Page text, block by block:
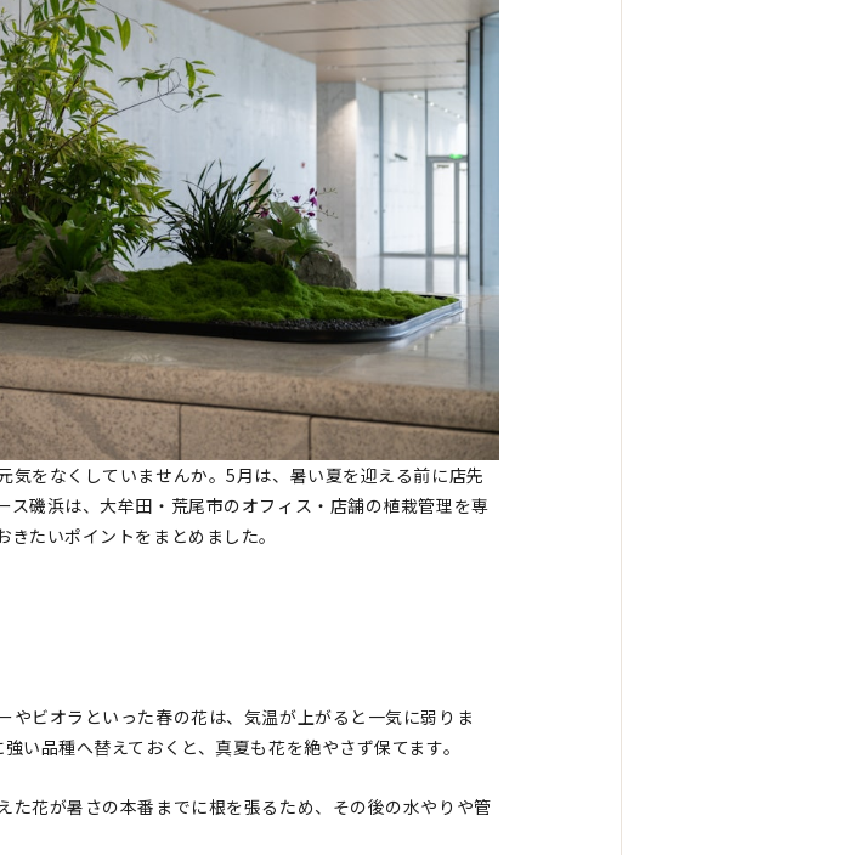
をなくしていませんか。5月は、暑い夏を迎える前に店先
磯浜は、大牟田・荒尾市のオフィス・店舗の植栽管理を専
たいポイントをまとめました。
ビオラといった春の花は、気温が上がると一気に弱りま
い品種へ替えておくと、真夏も花を絶やさず保てます。
花が暑さの本番までに根を張るため、その後の水やりや管